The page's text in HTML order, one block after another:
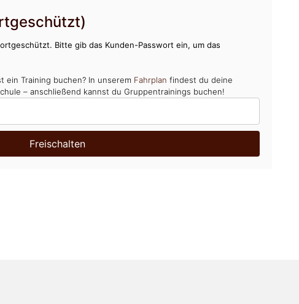
Bitte gib das Kunden-Passwort ein, um das
ein Training buchen? In unserem Fahrplan findest du deine
– anschließend kannst du Gruppentrainings buchen!
Freischalten